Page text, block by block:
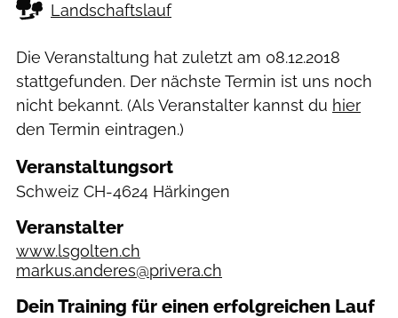
Landschaftslauf
Die Veranstaltung hat zuletzt am 08.12.2018
stattgefunden. Der nächste Termin ist uns noch
nicht bekannt. (Als Veranstalter kannst du hier
den Termin eintragen.)
Veranstaltungsort
Schweiz CH-4624 Härkingen
Veranstalter
www.lsgolten.ch
markus.anderes@privera.ch
Dein Training für einen erfolgreichen Lauf